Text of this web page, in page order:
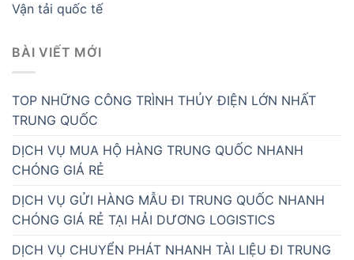
Vận tải quốc tế
BÀI VIẾT MỚI
TOP NHỮNG CÔNG TRÌNH THỦY ĐIỆN LỚN NHẤT
TRUNG QUỐC
DỊCH VỤ MUA HỘ HÀNG TRUNG QUỐC NHANH
CHÓNG GIÁ RẺ
DỊCH VỤ GỬI HÀNG MẪU ĐI TRUNG QUỐC NHANH
CHÓNG GIÁ RẺ TẠI HẢI DƯƠNG LOGISTICS
DỊCH VỤ CHUYỂN PHÁT NHANH TÀI LIỆU ĐI TRUNG